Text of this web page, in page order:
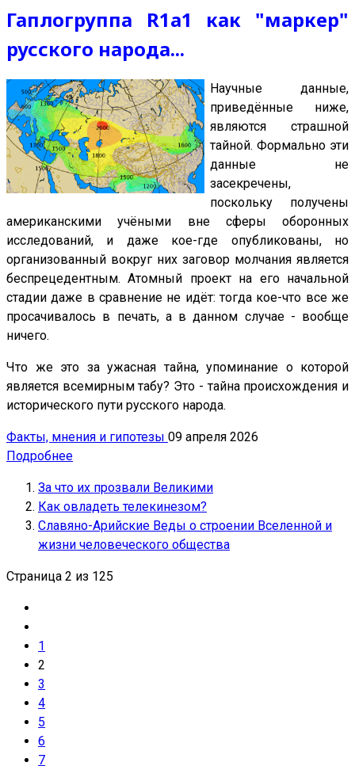
Гаплогруппа R1a1 как "маркер"
русского народа...
Научные данные,
приведённые ниже,
являются страшной
тайной. Формально эти
данные не
засекречены,
поскольку получены
американскими учёными вне сферы оборонных
исследований, и даже кое-где опубликованы, но
организованный вокруг них заговор молчания является
беспрецедентным. Атомный проект на его начальной
стадии даже в сравнение не идёт: тогда кое-что все же
просачивалось в печать, а в данном случае - вообще
ничего.
Что же это за ужасная тайна, упоминание о которой
является всемирным табу? Это - тайна происхождения и
исторического пути русского народа.
Факты, мнения и гипотезы 09 апреля 2026
Подробнее
За что их прозвали Великими
Как овладеть телекинезом?
Славяно-Арийские Веды о строении Вселенной и
жизни человеческого общества
Страница 2 из 125
1
2
3
4
5
6
7